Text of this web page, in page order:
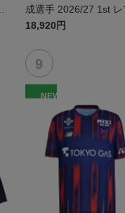
成選手 2026/27 1st レ
カユニフォーム 半袖
18,920円
NEW